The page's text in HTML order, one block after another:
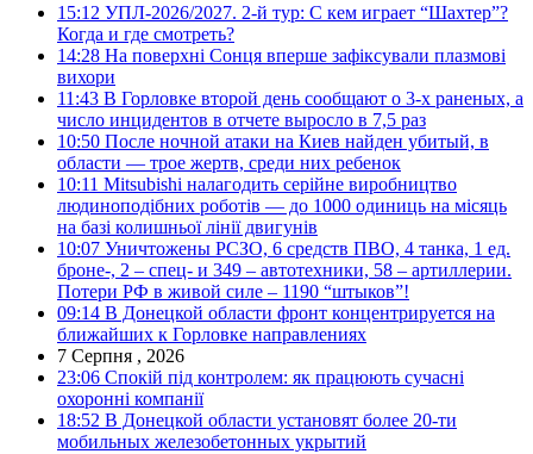
15:12 УПЛ-2026/2027. 2-й тур: С кем играет “Шахтер”?
Когда и где смотреть?
14:28 На поверхні Сонця вперше зафіксували плазмові
вихори
11:43 В Горловке второй день сообщают о 3-х раненых, а
число инцидентов в отчете выросло в 7,5 раз
10:50 После ночной атаки на Киев найден убитый, в
области — трое жертв, среди них ребенок
10:11 Mitsubishi налагодить серійне виробництво
людиноподібних роботів — до 1000 одиниць на місяць
на базі колишньої лінії двигунів
10:07 Уничтожены РСЗО, 6 средств ПВО, 4 танка, 1 ед.
броне-, 2 – спец- и 349 – автотехники, 58 – артиллерии.
Потери РФ в живой силе – 1190 “штыков”!
09:14 В Донецкой области фронт концентрируется на
ближайших к Горловке направлениях
7 Серпня , 2026
23:06 Спокій під контролем: як працюють сучасні
охоронні компанії
18:52 В Донецкой области установят более 20-ти
мобильных железобетонных укрытий